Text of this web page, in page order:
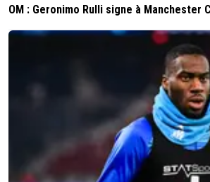
OM : Geronimo Rulli signe à Manchester